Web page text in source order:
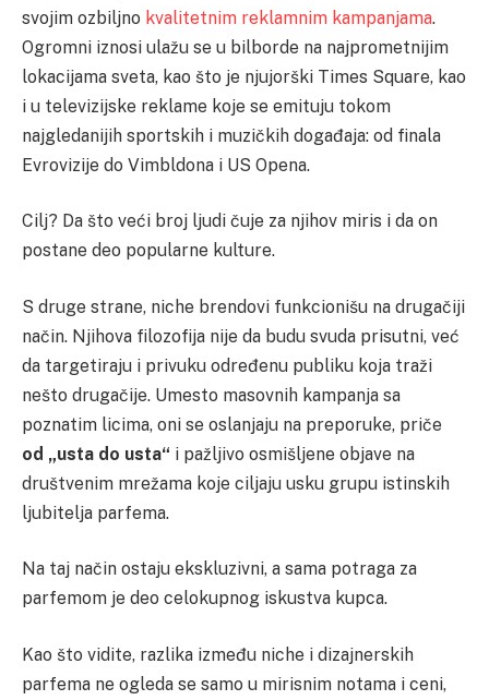
svojim ozbiljno kvalitetnim reklamnim kampanjama.
Ogromni iznosi ulažu se u bilborde na najprometnijim
lokacijama sveta, kao što je njujorški Times Square, kao
i u televizijske reklame koje se emituju tokom
najgledanijih sportskih i muzičkih događaja: od finala
Evrovizije do Vimbldona i US Opena.
Cilj? Da što veći broj ljudi čuje za njihov miris i da on
postane deo popularne kulture.
S druge strane, niche brendovi funkcionišu na drugačiji
način. Njihova filozofija nije da budu svuda prisutni, već
da targetiraju i privuku određenu publiku koja traži
nešto drugačije. Umesto masovnih kampanja sa
poznatim licima, oni se oslanjaju na preporuke, priče
od „usta do usta“ i pažljivo osmišljene objave na
društvenim mrežama koje ciljaju usku grupu istinskih
ljubitelja parfema.
Na taj način ostaju ekskluzivni, a sama potraga za
parfemom je deo celokupnog iskustva kupca.
Kao što vidite, razlika između niche i dizajnerskih
parfema ne ogleda se samo u mirisnim notama i ceni,